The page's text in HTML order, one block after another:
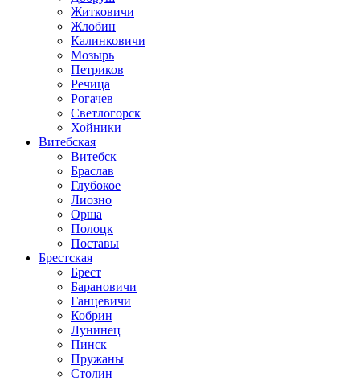
Житковичи
Жлобин
Калинковичи
Мозырь
Петриков
Речица
Рогачев
Светлогорск
Хойники
Витебская
Витебск
Браслав
Глубокое
Лиозно
Орша
Полоцк
Поставы
Брестская
Брест
Барановичи
Ганцевичи
Кобрин
Лунинец
Пинск
Пружаны
Столин